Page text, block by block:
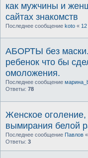
как мужчины и
сайтах знакомств
Последнее сообщение koto «
АБОРТЫ без
ребенок что бы
омоложения.
Последнее сообщение
Ответы: 78
Женское
вымирания белой
Последнее сообщение Павлов «
Ответы: 3